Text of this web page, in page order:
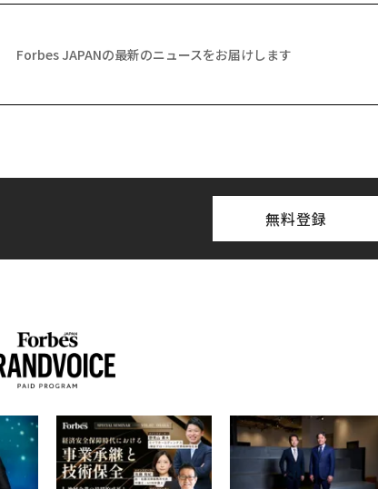
Forbes JAPANの最新のニュースをお届けします
無料登録